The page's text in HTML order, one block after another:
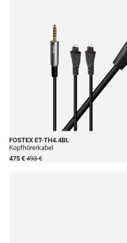
FOSTEX ET-TH4.4BL
Kopfhörerkabel
475 € 493 €